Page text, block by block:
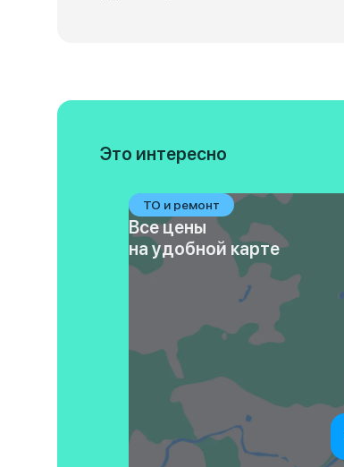
Это интересно
ТО и ремонт
Все цены
на удобной карте